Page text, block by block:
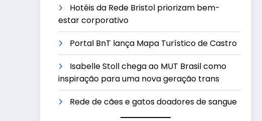
Hotéis da Rede Bristol priorizam bem-
estar corporativo
Portal BnT lança Mapa Turístico de Castro
Isabelle Stoll chega ao MUT Brasil como
inspiração para uma nova geração trans
Rede de cães e gatos doadores de sangue